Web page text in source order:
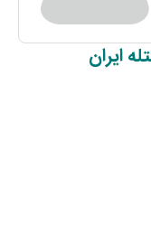
ایران